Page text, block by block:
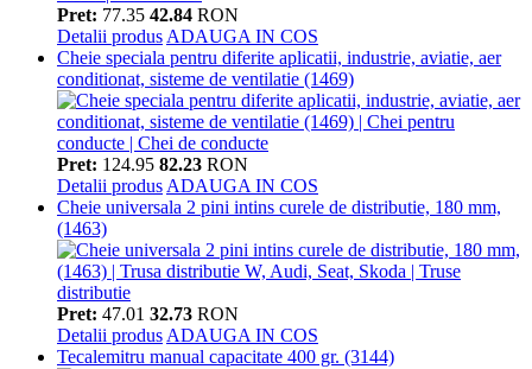
Pret: 77.35 42.84 RON
Detalii produs ADAUGA IN COS
Cheie speciala pentru diferite aplicatii, industrie, aviatie, aer
conditionat, sisteme de ventilatie (1469)
Pret: 124.95 82.23 RON
Detalii produs ADAUGA IN COS
Cheie universala 2 pini intins curele de distributie, 180 mm,
(1463)
Pret: 47.01 32.73 RON
Detalii produs ADAUGA IN COS
Tecalemitru manual capacitate 400 gr. (3144)